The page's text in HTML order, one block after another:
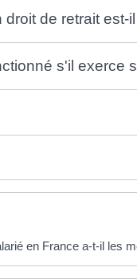
de retrait est-
s'il exerce
en France a-t-il les